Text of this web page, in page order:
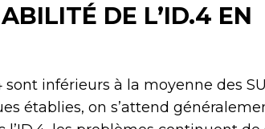
DE L’ID.4 EN
sont inférieurs à la moyenne des
établies, on s’attend